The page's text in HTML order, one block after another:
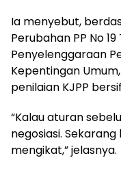
Ia menyebut,
Perubahan PP No
Penyelenggaraan
Kepentingan
penilaian KJPP
“Kalau aturan
negosiasi.
mengikat,” jelasnya.